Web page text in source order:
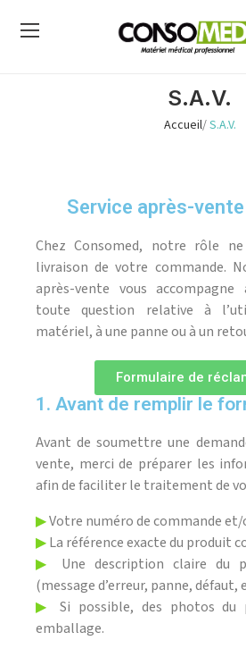
S.A.V.
Accueil S.A.V.
Service après-
Chez Consomed, notre rôle
livraison de votre commande.
après-vente vous
toute question relative à
matériel, à une panne ou à un
Formulaire de
1. Avant de remplir le
Avant de soumettre une
vente, merci de préparer les
afin de faciliter le traitement de
▶Votre numéro de commande et/
▶La référence exacte du produit
▶
Une description claire du
(message d’erreur, panne, défaut,
▶
Si possible, des photos
emballage.